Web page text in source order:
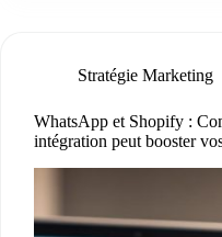
Stratégie Marketing
WhatsApp et Shopify :
intégration peut booster